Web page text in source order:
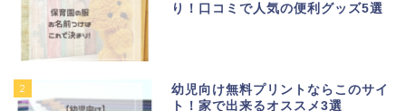
り！口コミで人気の便利グッズ5選
2
幼児向け無料プリントならこのサイ
ト！家で出来るオススメ3選